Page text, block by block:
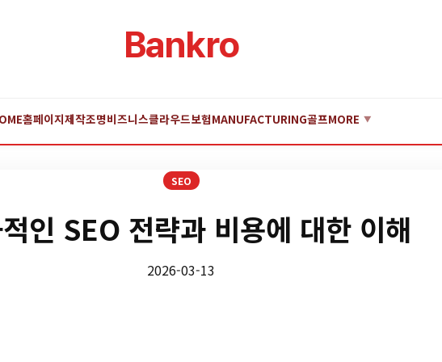
Bankro
홈페이지제작조명비즈니스클라우드보험MANUFACTURING골프MORE ▼
SEO
인 SEO 전략과 비용에 대한 이해
2026-03-13